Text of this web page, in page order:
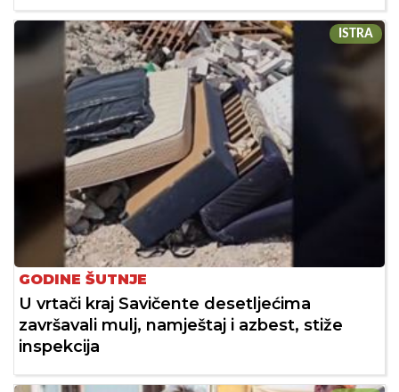
ISTRA
GODINE ŠUTNJE
U vrtači kraj Savičente desetljećima
završavali mulj, namještaj i azbest, stiže
inspekcija